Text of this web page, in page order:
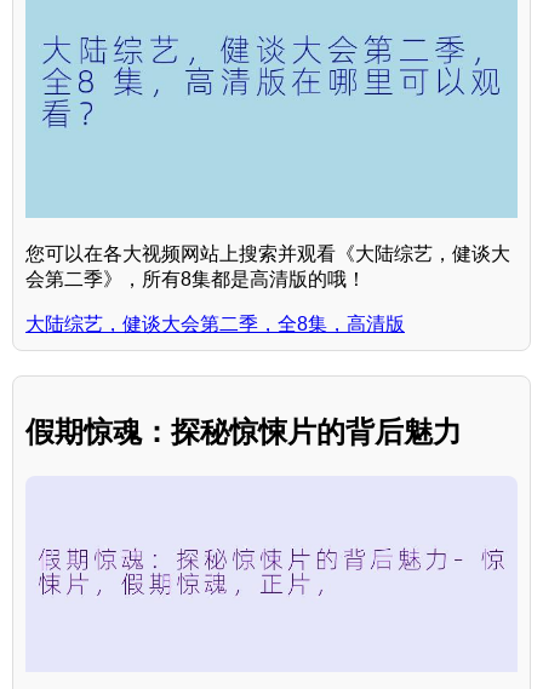
您可以在各大视频网站上搜索并观看《大陆综艺，健谈大
会第二季》，所有8集都是高清版的哦！
大陆综艺，健谈大会第二季，全8集，高清版
假期惊魂：探秘惊悚片的背后魅力